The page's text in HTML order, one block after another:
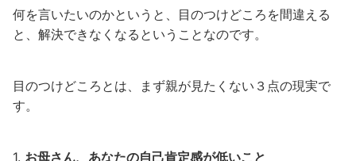
何を言いたいのかというと、目のつけどころを間違える
と、解決できなくなるということなのです。
目のつけどころとは、まず親が見たくない３点の現実で
す。
お母さん、あなたの自己肯定感が低いこと